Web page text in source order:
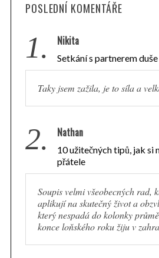
POSLEDNÍ KOMENTÁŘE
1. Nikita
Setkání s partnerem duše
Taky jsem zažila, je to síla a
2. Nathan
10 užitečných tipů, jak si
přátele
Soupis velmi všeobecných rad,
aplikují na skutečný život a
který nespadá do kolonky
konce loňského roku žiju v
S
e
a
r